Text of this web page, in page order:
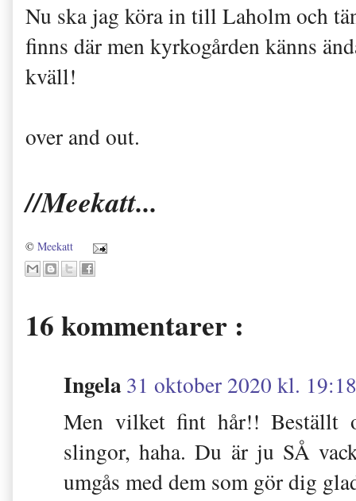
Nu ska jag köra in till Laholm och
finns där men kyrkogården känns
kväll!
over and out.
//Meekatt...
© Meekatt
16 kommentarer :
Ingela31 oktober 2020 kl. 19:18
Men vilket fint hår!! Beställt
slingor, haha. Du är ju SÅ
umgås med dem som gör dig